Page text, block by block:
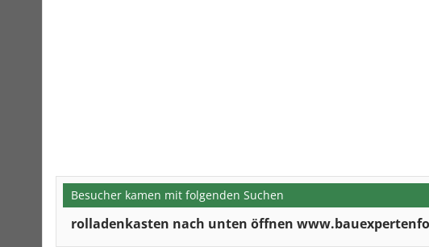
Besucher kamen mit folgenden Suchen
rolladenkasten nach unten öffnen